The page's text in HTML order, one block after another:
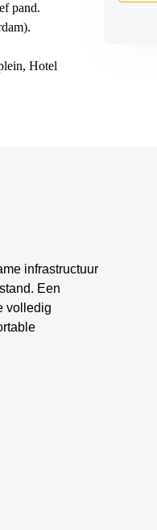
pand.
Hotel
infrastructuur
Een
volledig